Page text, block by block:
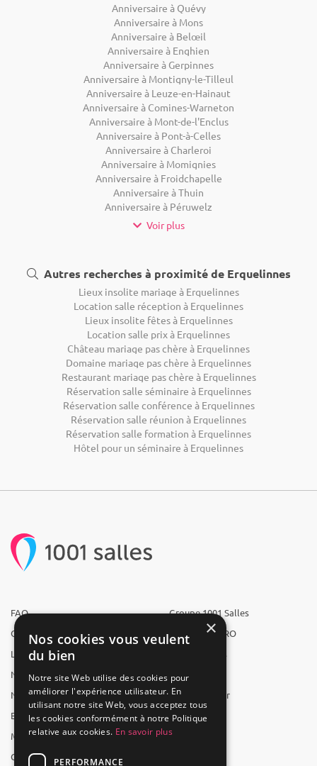
Anniversaire à Quévy
Anniversaire à Mons
Anniversaire à Belœil
Anniversaire à Enghien
Anniversaire à Gerpinnes
Anniversaire à Montigny-le-Tilleul
Anniversaire à Leuze-en-Hainaut
Anniversaire à Comines-Warneton
Anniversaire à Mont-de-l'Enclus
Anniversaire à Pont-à-Celles
Anniversaire à Charleroi
Anniversaire à Momignies
Anniversaire à Froidchapelle
Anniversaire à Thuin
Anniversaire à Péruwelz
Voir plus
Autres recherches à proximité de Erquelinnes
Lieux insolite mariage à Erquelinnes
Location salle réception à Erquelinnes
Lieux insolite fêtes à Erquelinnes
Location salle prix à Erquelinnes
Château mariage pas chère à Erquelinnes
Domaine mariage pas chère à Erquelinnes
Restaurant mariage pas chère à Erquelinnes
Réservation salle séminaire à Erquelinnes
Réservation salle conférence à Erquelinnes
Réservation salle réunion à Erquelinnes
Réservation salle formation à Erquelinnes
Hôtel pour un séminaire à Erquelinnes
FAQ
Qui sommes-nous ?
L'équipe
Nous recrutons
Nos partenaires
Espace presse
Mentions légales
CGV
Groupe 1001 Salles
1001 Salles PRO
1001 Traiteurs
1001 Artistes
Reserverunbar
MP2
×
Nos cookies vous veulent
du bien
Notre site Web utilise des cookies pour
améliorer l'expérience utilisateur. En
utilisant notre site Web, vous acceptez tous
les cookies conformément à notre Politique
relative aux cookies. En savoir plus
PERFORMANCE